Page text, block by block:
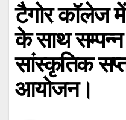
टैगोर कॉलेज में
के साथ
सांस्कृतिक
आयोजन।